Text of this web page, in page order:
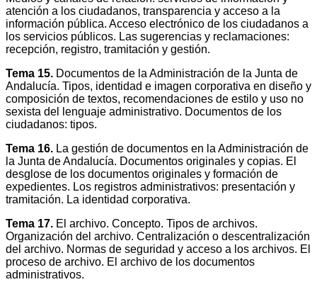
atención a los ciudadanos, transparencia y acceso a la
información pública. Acceso electrónico de los ciudadanos a
los servicios públicos. Las sugerencias y reclamaciones:
recepción, registro, tramitación y gestión.
Tema 15. Documentos de la Administración de la Junta de
Andalucía. Tipos, identidad e imagen corporativa en diseño y
composición de textos, recomendaciones de estilo y uso no
sexista del lenguaje administrativo. Documentos de los
ciudadanos: tipos.
Tema 16. La gestión de documentos en la Administración de
la Junta de Andalucía. Documentos originales y copias. El
desglose de los documentos originales y formación de
expedientes. Los registros administrativos: presentación y
tramitación. La identidad corporativa.
Tema 17. El archivo. Concepto. Tipos de archivos.
Organización del archivo. Centralización o descentralización
del archivo. Normas de seguridad y acceso a los archivos. El
proceso de archivo. El archivo de los documentos
administrativos.